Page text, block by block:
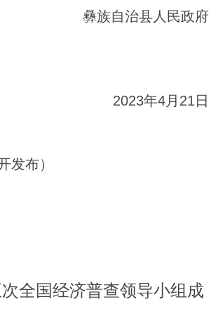
彝族自治县人民政府
2023年4月21日
发布）
全国经济普查领导小组成